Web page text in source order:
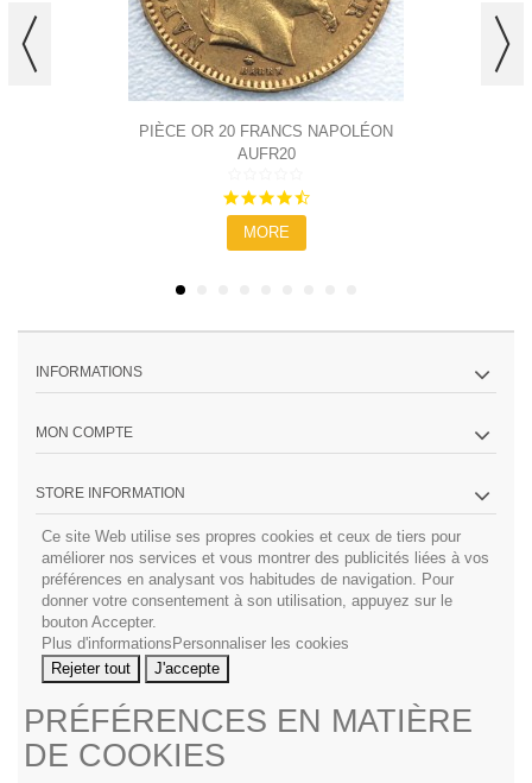
PIÈCE OR 20 FRANCS NAPOLÉON
AUFR20
4.6
MORE
INFORMATIONS
MON COMPTE
STORE INFORMATION
Ce site Web utilise ses propres cookies et ceux de tiers pour
améliorer nos services et vous montrer des publicités liées à vos
préférences en analysant vos habitudes de navigation. Pour
donner votre consentement à son utilisation, appuyez sur le
bouton Accepter.
Plus d'informations Personnaliser les cookies
Rejeter tout
J'accepte
PRÉFÉRENCES EN MATIÈRE
DE COOKIES